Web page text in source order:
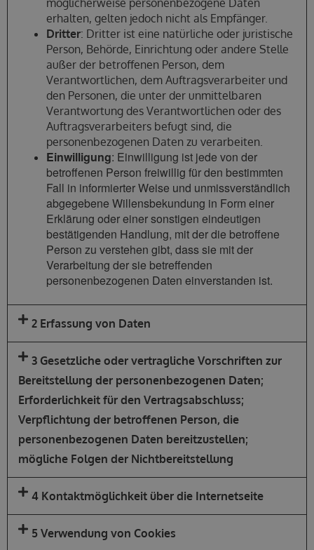
erhalten, gelten jedoch nicht als Empfänger.
Dritter: Dritter ist eine natürliche oder juristische
Person, Behörde, Einrichtung oder andere Stelle
außer der betroffenen Person, dem
Verantwortlichen, dem Auftragsverarbeiter und
den Personen, die unter der unmittelbaren
Verantwortung des Verantwortlichen oder des
Auftragsverarbeiters befugt sind, die
personenbezogenen Daten zu verarbeiten.
Einwilligung: Einwilligung ist jede von der
betroffenen Person freiwillig für den bestimmten
Fall in informierter Weise und unmissverständlich
abgegebene Willensbekundung in Form einer
Erklärung oder einer sonstigen eindeutigen
bestätigenden Handlung, mit der die betroffene
Person zu verstehen gibt, dass sie mit der
Verarbeitung der sie betreffenden
personenbezogenen Daten einverstanden ist.
2 Erfassung von Daten
3 Gesetzliche oder vertragliche Vorschriften zur
Bereitstellung der personenbezogenen Daten;
Erforderlichkeit für den Vertragsabschluss;
Verpflichtung der betroffenen Person, die
personenbezogenen Daten bereitzustellen;
mögliche Folgen der Nichtbereitstellung
4 Kontaktmöglichkeit über die Internetseite
5 Verwendung von Cookies